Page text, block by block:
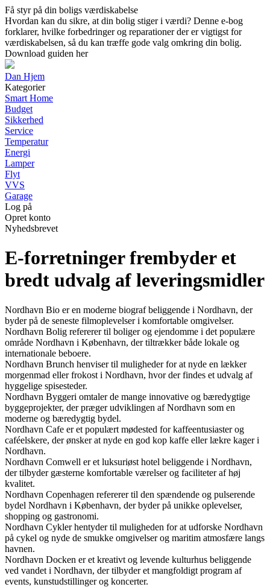
Få styr på din boligs værdiskabelse
Hvordan kan du sikre, at din bolig stiger i værdi? Denne e-bog
forklarer, hvilke forbedringer og reparationer der er vigtigst for
værdiskabelsen, så du kan træffe gode valg omkring din bolig.
Download guiden her
Dan Hjem
Kategorier
Smart Home
Budget
Sikkerhed
Service
Temperatur
Energi
Lamper
Flyt
VVS
Garage
Log på
Opret konto
Nyhedsbrevet
E-forretninger frembyder et
bredt udvalg af leveringsmidler
Nordhavn Bio er en moderne biograf beliggende i Nordhavn, der
byder på de seneste filmoplevelser i komfortable omgivelser.
Nordhavn Bolig refererer til boliger og ejendomme i det populære
område Nordhavn i København, der tiltrækker både lokale og
internationale beboere.
Nordhavn Brunch henviser til muligheder for at nyde en lækker
morgenmad eller frokost i Nordhavn, hvor der findes et udvalg af
hyggelige spisesteder.
Nordhavn Byggeri omtaler de mange innovative og bæredygtige
byggeprojekter, der præger udviklingen af Nordhavn som en
moderne og bæredygtig bydel.
Nordhavn Cafe er et populært mødested for kaffeentusiaster og
caféelskere, der ønsker at nyde en god kop kaffe eller lækre kager i
Nordhavn.
Nordhavn Comwell er et luksuriøst hotel beliggende i Nordhavn,
der tilbyder gæsterne komfortable værelser og faciliteter af høj
kvalitet.
Nordhavn Copenhagen refererer til den spændende og pulserende
bydel Nordhavn i København, der byder på unikke oplevelser,
shopping og gastronomi.
Nordhavn Cykler hentyder til muligheden for at udforske Nordhavn
på cykel og nyde de smukke omgivelser og maritim atmosfære langs
havnen.
Nordhavn Docken er et kreativt og levende kulturhus beliggende
ved vandet i Nordhavn, der tilbyder et mangfoldigt program af
events, kunstudstillinger og koncerter.